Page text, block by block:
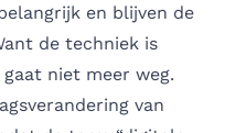
en blijven de
de techniek is
niet meer weg.
van